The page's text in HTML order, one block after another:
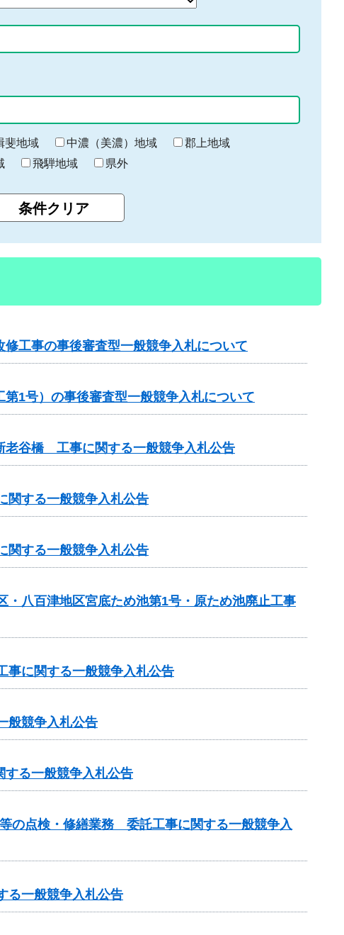
斐地域 中濃（美濃）地域
郡上地域
飛騨地域 県外
修工事の事後審査型一般競争入札について
1号）の事後審査型一般競争入札について
老谷橋 工事に関する一般競争入札公告
する一般競争入札公告
する一般競争入札公告
・八百津地区宮底ため池第1号・原ため池廃止工事
事に関する一般競争入札公告
般競争入札公告
する一般競争入札公告
点検・修繕業務 委託工事に関する一般競争入
る一般競争入札公告